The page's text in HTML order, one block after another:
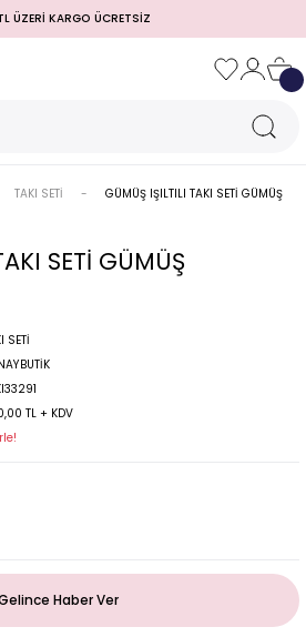
ÜZERİ KARGO ÜCRETSİZ
Dön
Dön
Dön
Dön
Dön
Dön
Dön
TAKI SETİ GÜMÜŞ IŞILTILI TAKI SETİ GÜMÜŞ
SETİ GÜMÜŞ
SETİ
TL + KDV
Haber Ver